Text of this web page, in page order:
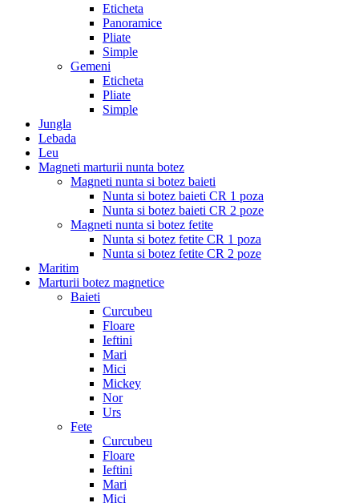
Eticheta
Panoramice
Pliate
Simple
Gemeni
Eticheta
Pliate
Simple
Jungla
Lebada
Leu
Magneti marturii nunta botez
Magneti nunta si botez baieti
Nunta si botez baieti CR 1 poza
Nunta si botez baieti CR 2 poze
Magneti nunta si botez fetite
Nunta si botez fetite CR 1 poza
Nunta si botez fetite CR 2 poze
Maritim
Marturii botez magnetice
Baieti
Curcubeu
Floare
Ieftini
Mari
Mici
Mickey
Nor
Urs
Fete
Curcubeu
Floare
Ieftini
Mari
Mici